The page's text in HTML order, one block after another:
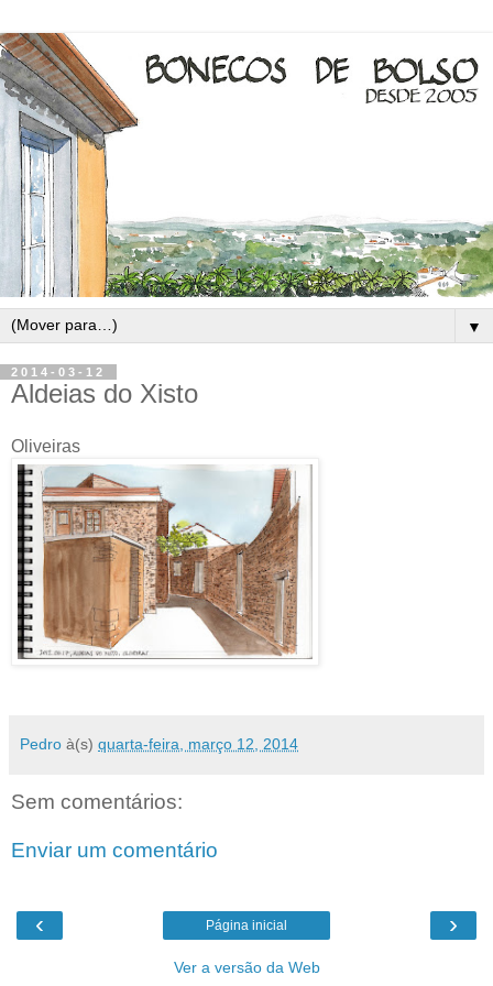
▼
2014-03-12
Aldeias do Xisto
Oliveiras
Pedro à(s) quarta-feira, março 12, 2014
Sem comentários:
Enviar um comentário
‹ ›
Página inicial
Ver a versão da Web